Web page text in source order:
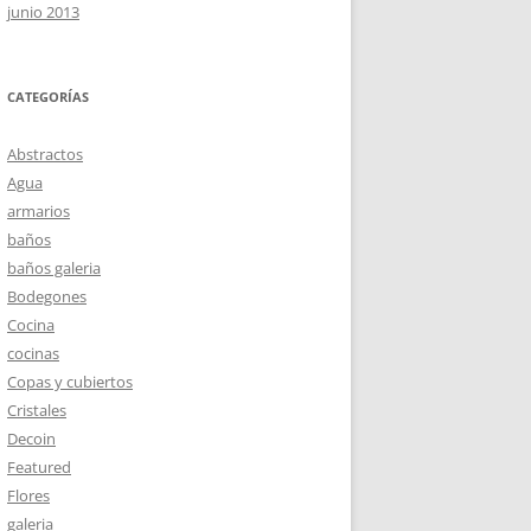
junio 2013
CATEGORÍAS
Abstractos
Agua
armarios
baños
baños galeria
Bodegones
Cocina
cocinas
Copas y cubiertos
Cristales
Decoin
Featured
Flores
galeria